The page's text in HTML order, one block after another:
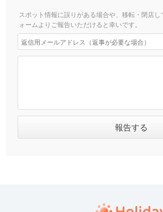
スポット情報に誤りがある場合や、移転・閉店
ォームよりご報告いただけると幸いです。